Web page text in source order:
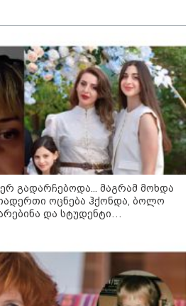
15 წლით უფროს
როგორ
პლასტიკურ
გადარჩებოდა... მაგრამ მოხდა
ოცნება ჰქონდა, ბოლო
და სტუდენტი